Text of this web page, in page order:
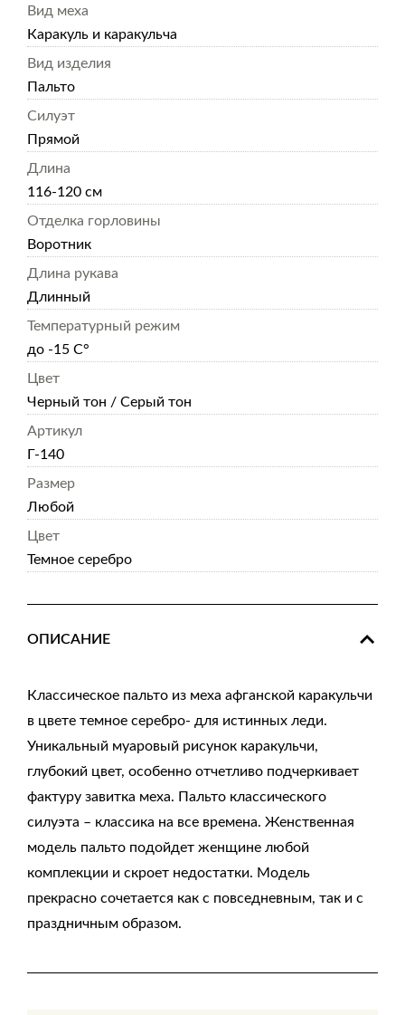
Вид меха
Каракуль и каракульча
Вид изделия
Пальто
Силуэт
Прямой
Длина
116-120 см
Отделка горловины
Воротник
Длина рукава
Длинный
Температурный режим
до -15 С°
Цвет
Черный тон / Серый тон
Артикул
Г-140
Размер
Любой
Цвет
Темное серебро
ОПИСАНИЕ
Классическое пальто из меха афганской каракульчи
в цвете темное серебро- для истинных леди.
Уникальный муаровый рисунок каракульчи,
глубокий цвет, особенно отчетливо подчеркивает
фактуру завитка меха. Пальто классического
силуэта – классика на все времена. Женственная
модель пальто подойдет женщине любой
комплекции и скроет недостатки. Модель
прекрасно сочетается как с повседневным, так и с
праздничным образом.